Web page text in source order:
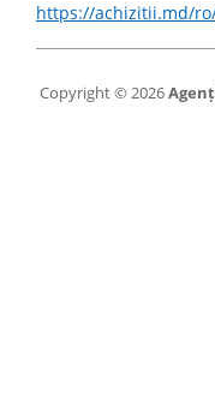
https://achizitii.md/
Copyright © 2026